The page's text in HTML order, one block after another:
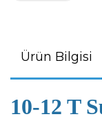
Ürün Bilgisi
10-12 T